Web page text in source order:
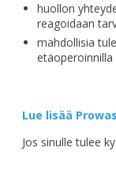
huollon
reagoidaan
mahdollisia
etäoperoinnilla
Lue lisää
Jos sinulle tulee